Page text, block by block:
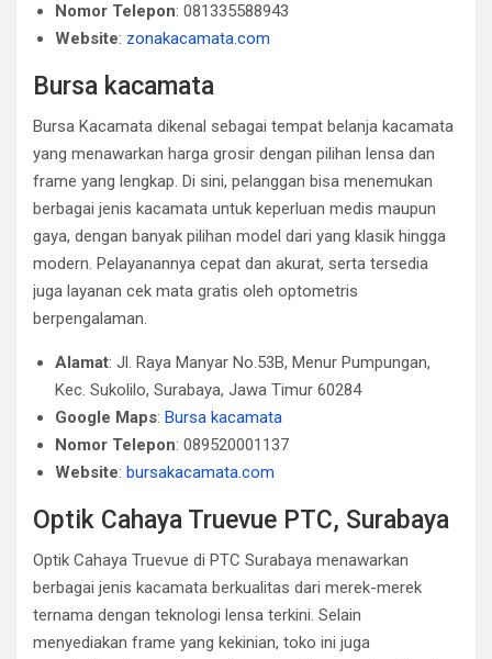
Nomor Telepon: 081335588943
Website: zonakacamata.com
Bursa kacamata
Bursa Kacamata dikenal sebagai tempat belanja kacamata
yang menawarkan harga grosir dengan pilihan lensa dan
frame yang lengkap. Di sini, pelanggan bisa menemukan
berbagai jenis kacamata untuk keperluan medis maupun
gaya, dengan banyak pilihan model dari yang klasik hingga
modern. Pelayanannya cepat dan akurat, serta tersedia
juga layanan cek mata gratis oleh optometris
berpengalaman.
Alamat: Jl. Raya Manyar No.53B, Menur Pumpungan,
Kec. Sukolilo, Surabaya, Jawa Timur 60284
Google Maps: Bursa kacamata
Nomor Telepon: 089520001137
Website: bursakacamata.com
Optik Cahaya Truevue PTC, Surabaya
Optik Cahaya Truevue di PTC Surabaya menawarkan
berbagai jenis kacamata berkualitas dari merek-merek
ternama dengan teknologi lensa terkini. Selain
menyediakan frame yang kekinian, toko ini juga